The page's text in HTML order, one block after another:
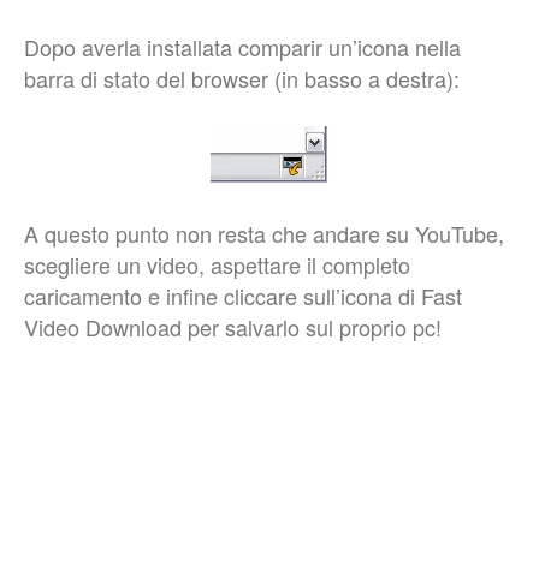
Dopo averla installata comparir un’icona nella
barra di stato del browser (in basso a destra):
A questo punto non resta che andare su YouTube,
scegliere un video, aspettare il completo
caricamento e infine cliccare sull’icona di Fast
Video Download per salvarlo sul proprio pc!